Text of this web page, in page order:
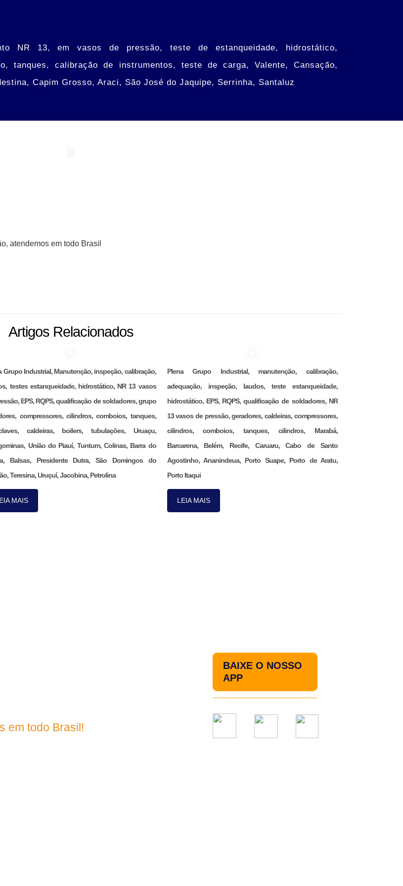
NR 13, em vasos de pressão, teste de estanqueidade, hidrostático,
tanques, calibração de instrumentos, teste de carga, Valente, Cansação,
Capim Grosso, Araci, São José do Jaquipe, Serrinha, Santaluz
atendemos em todo Brasil
Artigos Relacionados
Grupo Industrial, Manutenção, inspeção, calibração,
testes estanqueidade, hidrostático, NR 13 vasos
EPS, RQPS, qualificação de soldadores, grupo
compressores, cilindros, comboios, tanques,
caldeiras, boilers, tubulações, Uruaçu,
União do Piauí, Tuntum, Colinas, Barra do
Balsas, Presidente Dutra, São Domingos do
Teresina, Uruçuí, Jacobina, Petrolina
MAIS
Plena Grupo Industrial, manutenção, calibração,
adequação, inspeção, laudos, teste estanqueidade,
hidrostático, EPS, RQPS, qualificação de soldadores, NR
13 vasos de pressão, geradores, caldeiras, compressores,
cilindros, comboios, tanques, cilindros, Marabá,
Barcarena, Belém, Recife, Caruaru, Cabo de Santo
Agostinho, Ananindeua, Porto Suape, Porto de Aratu,
Porto Itaqui
LEIA MAIS
em todo Brasil!
BAIXE O NOSSO
APP